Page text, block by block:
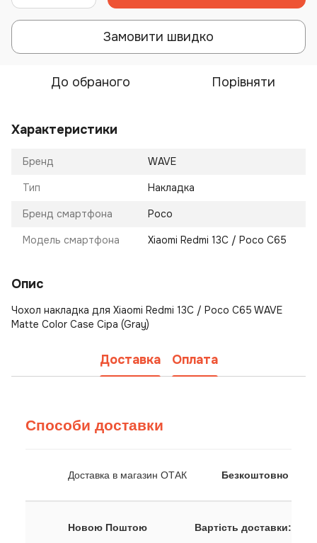
Замовити швидко
До обраного Порівняти
Характеристики
Бренд WAVE
Тип Накладка
Бренд смартфона Poco
Модель смартфона Xiaomi Redmi 13C / Poco C65
Опис
Чохол накладка для Xiaomi Redmi 13C / Poco C65 WAVE
Matte Color Case Сіра (Gray)
Доставка Оплата
Способи доставки
Доставка в магазин ОТАК Безкоштовно
Новою Поштою Вартість доставки: